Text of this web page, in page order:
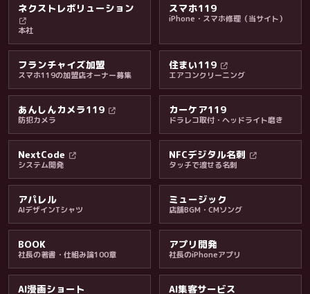
ネクストレボリューション
本社
スマホ119
iPhone・スマホ修理（当サイト）
フランチャイズ加盟
スマホ119の加盟店オーナー募集
住まい119
エアコンクリーニング
あんしんカメラ119
防犯カメラ
カーケア119
ドラレコ取付・ヘッドライト磨き
NextCode
システム開発
NFCデジタル名刺
タッチで渡せる名刺
アパレル
AIデザインTシャツ
ミュージック
店舗BGM・CMソング
BOOK
社長の著書・仕組み論100章
アプリ開発
社長のiPhoneアプリ
AI漫画ショート AI集客サービス